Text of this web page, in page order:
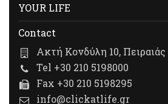
YOUR LIFE
Contact
Ακτή Κονδύλη 10,
Tel +30 210 5198000
Fax +30 210 5198295
info@clickatlife.gr